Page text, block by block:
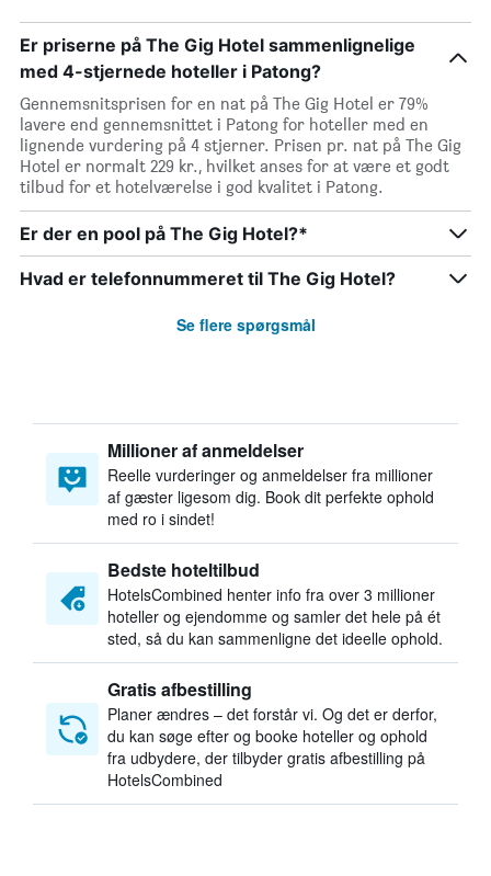
Er priserne på The Gig Hotel sammenlignelige
med 4-stjernede hoteller i Patong?
Gennemsnitsprisen for en nat på The Gig Hotel er 79%
lavere end gennemsnittet i Patong for hoteller med en
lignende vurdering på 4 stjerner. Prisen pr. nat på The Gig
Hotel er normalt 229 kr., hvilket anses for at være et godt
tilbud for et hotelværelse i god kvalitet i Patong.
Er der en pool på The Gig Hotel?*
Hvad er telefonnummeret til The Gig Hotel?
Se flere spørgsmål
Millioner af anmeldelser
Reelle vurderinger og anmeldelser fra millioner
af gæster ligesom dig. Book dit perfekte ophold
med ro i sindet!
Bedste hoteltilbud
HotelsCombined henter info fra over 3 millioner
hoteller og ejendomme og samler det hele på ét
sted, så du kan sammenligne det ideelle ophold.
Gratis afbestilling
Planer ændres – det forstår vi. Og det er derfor,
du kan søge efter og booke hoteller og ophold
fra udbydere, der tilbyder gratis afbestilling på
HotelsCombined